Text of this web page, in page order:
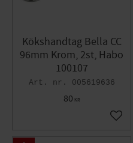
Kökshandtag Bella CC
96mm Krom, 2st, Habo
100107
005619636
80 KR